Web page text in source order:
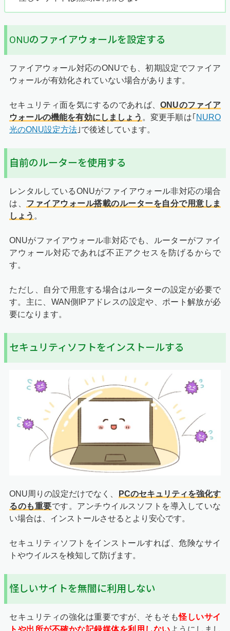
ONUのファイアウォールを設定する
ファイアウォール対応のONUでも、初期設定でファイア
ウォールが有効化されていない場合があります。
セキュリティ面を気にするのであれば、ONUのファイア
ウォールの機能を有効にしましょう 。変更手順は｢ NURO
光のONU設定方法 ｣で後述しています。
自前のルーターを使用する
レンタルしているONUがファイアウォール非対応の場合
は、 ファイアウォール搭載のルーターを自分で用意しま
しょう 。
ONUがファイアウォール非対応でも、ルーターがファイ
アウォール対応であれば不正アクセスを防げるからで
す。
ただし、自分で用意する場合はルーターの設定が必要で
す。主に、WAN側IPアドレスの設定や、ポート解放が必
要になります。
セキュリティソフトをインストールする
ONU周りの設定だけでなく、
PCのセキュリティを強化す
るのも重要です。アンチウイルスソフトを導入していな
い場合は、インストールさせるとより安心です。
セキュリティソフトをインストールすれば、危険なサイ
トやウイルスを検知して防げます。
怪しいサイトを無闇に利用しない
セキュリティの強化は重要ですが、そもそも怪しいサイ
トや出所が不確かな記録媒体を利用しないようにしまし